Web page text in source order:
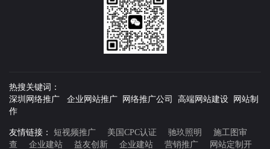
热搜关键词：
深圳网络推广 企业网站推广 网络推广公司 高端网站建设 网站制
作
友情链接： 短视频推广 美国CPC认证 驰玖照明
施工图审
查
企业建站 益友创新 企业建站 营销推广 网站定制开